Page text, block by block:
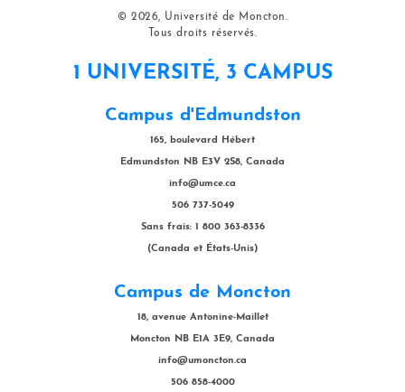
© 2026, Université de Moncton.
Tous droits réservés.
1 UNIVERSITÉ, 3 CAMPUS
Campus d'Edmundston
165, boulevard Hébert
Edmundston NB E3V 2S8, Canada
info@umce.ca
506 737-5049
Sans frais: 1 800 363-8336
(Canada et États-Unis)
Campus de Moncton
18, avenue Antonine-Maillet
Moncton NB E1A 3E9, Canada
info@umoncton.ca
506 858-4000